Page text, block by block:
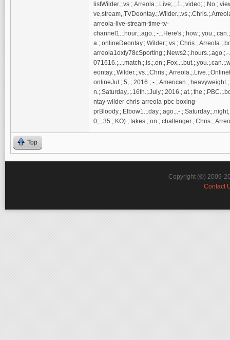
arreola-live-stream-time-tv-
channel1.;.hour.;.ago.;.-
onlineJul.;.5,.;.2016.;.-
ntay-wilder-chris-arreola-pbc-boxing-
prBloody.;.Elbow1.;.day.;.ago.;.-
Top
Copyright (©) 2009-
Contact